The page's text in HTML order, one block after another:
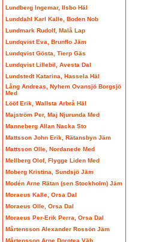
Lundberg Ingemar, Ilsbo Häl
Lunddahl Karl Kalle, Boden Nob
Lundmark Rudolf, Malå Lap
Lundqvist Eva, Brunflo Jäm
Lundqvist Gösta, Tierp Gäs
Lundqvist Lillebil, Avesta Dal
Lundstedt Katarina, Hassela Häl
Lång Andreas, Nyhem Ovansjö Borgsjö
Med
Lööf Erik, Wallsta Arbrå Häl
Majström Per, Maj Njurunda Med
Manneberg Allan Nacka Sto
Mattsson John Erik, Rätansbyn Jäm
Mattsson Olle, Nordanede Med
Mellberg Olof, Flygge Liden Med
Moberg Kristina, Sundsjö Jäm
Modén Arne Rätan (sen Stockholm) Jäm
Moraeus Kalle, Orsa Dal
Moraeus Olle, Orsa Dal
Moraeus Per-Erik Perra, Orsa Dal
Mårtensson Alexander Rossön Jäm
Mårtensson Arne Dorotea Väb